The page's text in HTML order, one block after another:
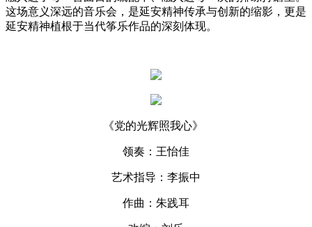
这场意义深远的音乐会，是延安精神传承与创新的缩影，更是
延安精神植根于当代筝乐作品的深刻体现。
《党的光辉照我心》
领奏：王怡佳
艺术指导：李振中
作曲：朱践耳